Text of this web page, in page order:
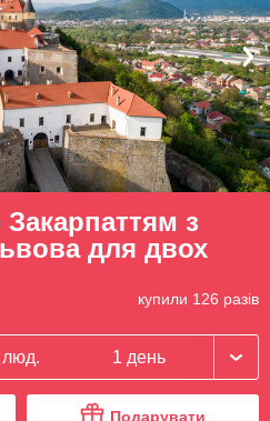
з
для двох
купили 126 разів
люд. 1 день
Подарувати